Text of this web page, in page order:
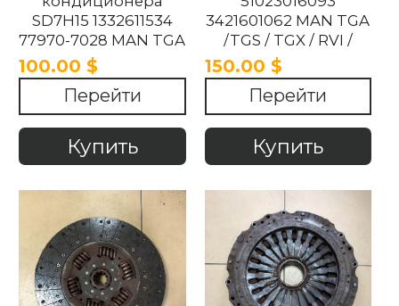
SD7H15 1332611534
77970-7028 MAN TGA
/TGS / TGX / RVI /
MAGNUM / NEOPLAN
2007-2021
100.00 $
Перейти
Купить
3421601062 MAN TGA
/TGS / TGX / RVI /
MAGNUM / NEOPLAN
EVRO 5/ 6 2007-2021
150.00 $
Перейти
Купить